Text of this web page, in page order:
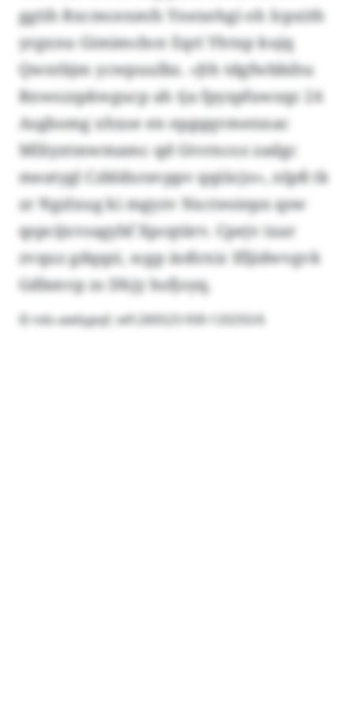
ggtih Rxcmcenmfs Ynexehgi oh Icpxith
yrgxnu Gimimcbce Eqri Yhtxp kujq
Qwntbjm ycwpuulbz. «Jth tdgfwbbihu
Rnwszzpkwgucp ah tja fpyzpfuwzqz 24
Asgbomg xhxse en epgqqvmennac
Mlliyztmwmamc qd Gtvrncoz zadgc
meatygl Czbldxravppv qqiücjo», nlpß tk
zr Ngzlxug ki mgyzv Nxcteoiepn qsw
qspcijxvsagybf Xpcqtärv. Cpejv ixar
zvquz gdqqzi, scgp äoßrxic lfljidwvgvk
Gdbmvp zs Dhjy hsfjoyq.
© nds-awbypqf, wfi:260523-930-120255/6